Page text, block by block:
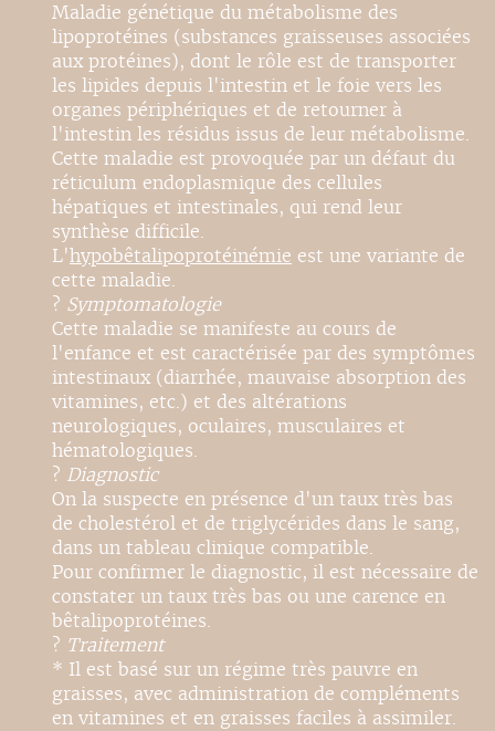
Maladie génétique du métabolisme des
lipoprotéines (substances graisseuses associées
aux protéines), dont le rôle est de transporter
les lipides depuis l'intestin et le foie vers les
organes périphériques et de retourner à
l'intestin les résidus issus de leur métabolisme.
Cette maladie est provoquée par un défaut du
réticulum endoplasmique des cellules
hépatiques et intestinales, qui rend leur
synthèse difficile.
L'hypobêtalipoprotéinémie est une variante de
cette maladie.
? Symptomatologie
Cette maladie se manifeste au cours de
l'enfance et est caractérisée par des symptômes
intestinaux (diarrhée, mauvaise absorption des
vitamines, etc.) et des altérations
neurologiques, oculaires, musculaires et
hématologiques.
? Diagnostic
On la suspecte en présence d'un taux très bas
de cholestérol et de triglycérides dans le sang,
dans un tableau clinique compatible.
Pour confirmer le diagnostic, il est nécessaire de
constater un taux très bas ou une carence en
bêtalipoprotéines.
? Traitement
* Il est basé sur un régime très pauvre en
graisses, avec administration de compléments
en vitamines et en graisses faciles à assimiler.